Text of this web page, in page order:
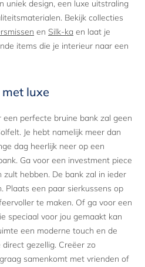
Maak dan een afspraak bij
te bezoeken. Neem contact
(elke werkdag 8:00 – 21:00,
spreek ons aan via de
uniek design, een luxe uitstraling
Bekijk collecties
en Silk-ka en laat je
items die je interieur naar een
luxe
een perfecte bruine bank zal geen
Je hebt namelijk meer dan
dag heerlijk neer op een
Ga voor een investment piece
hebben. De bank zal in ieder
Plaats een paar sierkussens op
te maken. Of ga voor een
speciaal voor jou gemaakt kan
een moderne touch en de
gezellig. Creëer zo
samenkomt met vrienden of